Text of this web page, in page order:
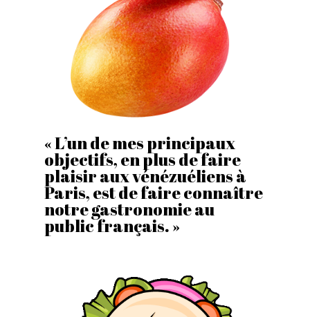
« L’un de mes principaux
objectifs, en plus de faire
plaisir aux vénézuéliens à
Paris, est de faire connaître
notre gastronomie au
public français. »